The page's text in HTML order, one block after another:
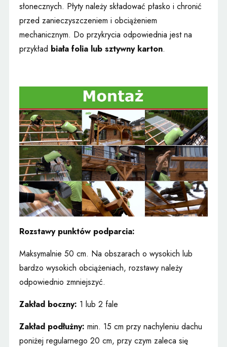
słonecznych. Płyty należy składować płasko i chronić
przed zanieczyszczeniem i obciążeniem
mechanicznym. Do przykrycia odpowiednia jest na
przykład biała folia lub sztywny karton.
Rozstawy punktów podparcia:
Maksymalnie 50 cm. Na obszarach o wysokich lub
bardzo wysokich obciążeniach, rozstawy należy
odpowiednio zmniejszyć.
Zakład boczny: 1 lub 2 fale
Zakład podłużny: min. 15 cm przy nachyleniu dachu
poniżej regularnego 20 cm, przy czym zaleca się